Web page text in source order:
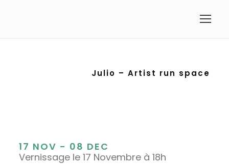
Julio – Artist run space
17 NOV - 08 DEC
Vernissage le 17 Novembre à 18h